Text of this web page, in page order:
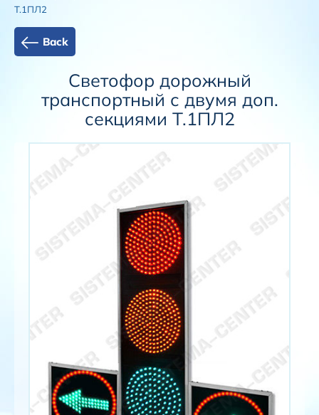
Т.1ПЛ2
Back
Светофор дорожный
транспортный с двумя доп.
секциями Т.1ПЛ2